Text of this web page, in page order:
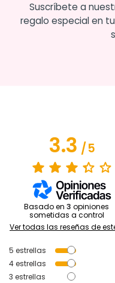
Suscríbete a
regalo especial en
3.3/5
Basado en 3 opiniones
sometidas a control
Ver todas las reseñas de
5 estrellas
4estrellas
3 estrellas